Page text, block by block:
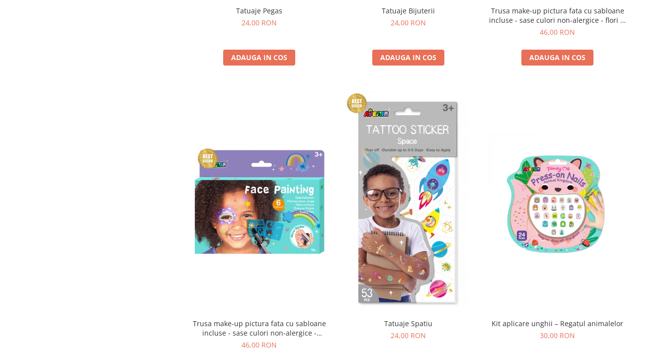
Tatuaje Pegas
24,00 RON
ADAUGA IN COS
Tatuaje Bijuterii
24,00 RON
ADAUGA IN COS
Trusa make-up pictura fata cu sabloane
incluse - sase culori non-alergice - flori si
fluturi
46,00 RON
ADAUGA IN COS
Trusa make-up pictura fata cu sabloane
incluse - sase culori non-alergice -
curcubeu si stele
46,00 RON
Tatuaje Spatiu
24,00 RON
Kit aplicare unghii – Regatul animalelor
30,00 RON